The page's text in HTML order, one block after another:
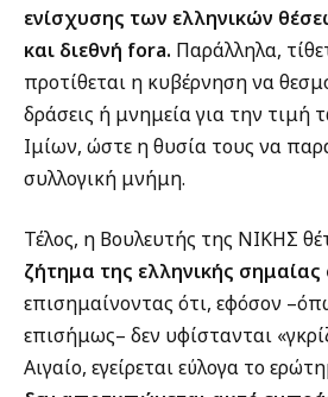
ενίσχυσης των ελληνικών
και διεθνή fora. Παράλληλα,
προτίθεται η κυβέρνηση να
δράσεις ή μνημεία για την
Ιμίων, ώστε η θυσία τους να
συλλογική μνήμη.
Τέλος, η Βουλευτής της ΝΙΚΗΣ
ζήτημα της ελληνικής
επισημαίνοντας ότι, εφόσον
επισήμως– δεν υφίστανται
Αιγαίο, εγείρεται εύλογα το